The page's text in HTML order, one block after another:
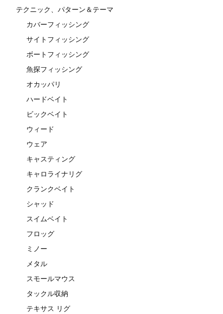
テクニック、パターン＆テーマ
カバーフィッシング
サイトフィッシング
ボートフィッシング
魚探フィッシング
オカッパリ
ハードベイト
ビックベイト
ウィード
ウェア
キャスティング
キャロライナリグ
クランクベイト
シャッド
スイムベイト
フロッグ
ミノー
メタル
スモールマウス
タックル収納
テキサス リグ